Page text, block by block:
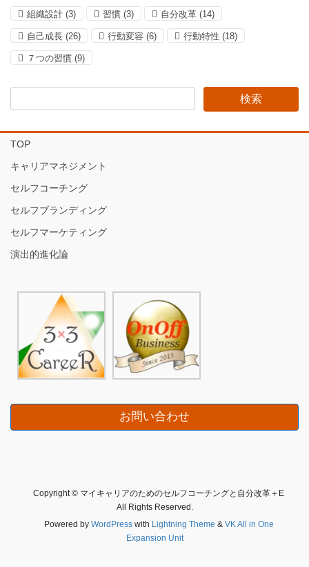
組織設計 (3) 習慣 (3) 自分改革 (14)
自己成長 (26) 行動変容 (6) 行動特性 (18)
７つの習慣 (9)
TOP
キャリアマネジメント
セルフコーチング
セルフブランディング
セルフマーケティング
演出的進化論
お問い合わせ
Copyright © マイキャリアのためのセルフコーチングと自分改革＋E
All Rights Reserved.
Powered by WordPresswith Lightning Theme & VK All in One
Expansion Unit